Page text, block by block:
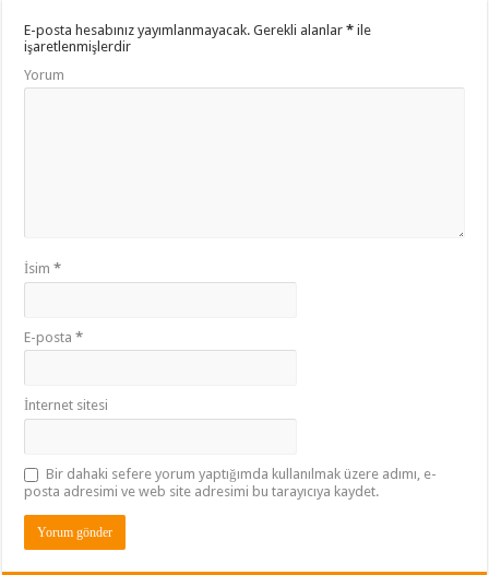
E-posta hesabınız yayımlanmayacak. Gerekli alanlar* ile
işaretlenmişlerdir
Yorum
İsim*
E-posta*
İnternet sitesi
Bir dahaki sefere yorum yaptığımda kullanılmak üzere adımı, e-
posta adresimi ve web site adresimi bu tarayıcıya kaydet.